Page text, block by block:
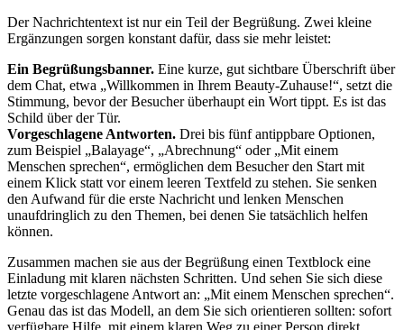
Der Nachrichtentext ist nur ein Teil der Begrüßung. Zwei kleine
Ergänzungen sorgen konstant dafür, dass sie mehr leistet:
Ein Begrüßungsbanner. Eine kurze, gut sichtbare Überschrift über
dem Chat, etwa „Willkommen in Ihrem Beauty-Zuhause!“, setzt die
Stimmung, bevor der Besucher überhaupt ein Wort tippt. Es ist das
Schild über der Tür.
Vorgeschlagene Antworten. Drei bis fünf antippbare Optionen,
zum Beispiel „Balayage“, „Abrechnung“ oder „Mit einem
Menschen sprechen“, ermöglichen dem Besucher den Start mit
einem Klick statt vor einem leeren Textfeld zu stehen. Sie senken
den Aufwand für die erste Nachricht und lenken Menschen
unaufdringlich zu den Themen, bei denen Sie tatsächlich helfen
können.
Zusammen machen sie aus der Begrüßung einen Textblock eine
Einladung mit klaren nächsten Schritten. Und sehen Sie sich diese
letzte vorgeschlagene Antwort an: „Mit einem Menschen sprechen“.
Genau das ist das Modell, an dem Sie sich orientieren sollten: sofort
verfügbare Hilfe, mit einem klaren Weg zu einer Person direkt